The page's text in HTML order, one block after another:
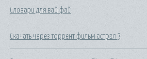
Словари для вай фай
Скачать через торрент фильм астрал 3